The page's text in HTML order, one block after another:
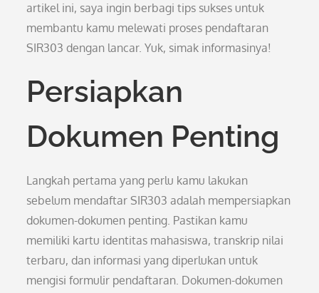
artikel ini, saya ingin berbagi tips sukses untuk
membantu kamu melewati proses pendaftaran
SIR303 dengan lancar. Yuk, simak informasinya!
Persiapkan
Dokumen Penting
Langkah pertama yang perlu kamu lakukan
sebelum mendaftar SIR303 adalah mempersiapkan
dokumen-dokumen penting. Pastikan kamu
memiliki kartu identitas mahasiswa, transkrip nilai
terbaru, dan informasi yang diperlukan untuk
mengisi formulir pendaftaran. Dokumen-dokumen